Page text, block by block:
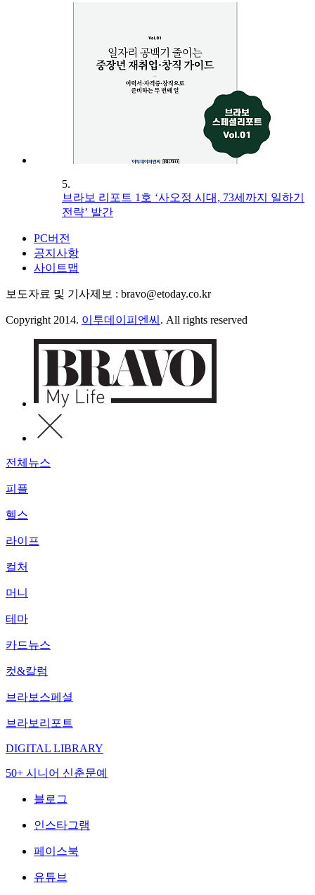
5.
브라보 리포트 1호 ‘사오정 시대, 73세까지 일하기
전략’ 발간
PC버전
공지사항
사이트맵
보도자료 및 기사제보 : bravo@etoday.co.kr
Copyright 2014. 이투데이피엔씨 . All rights reserved
전체뉴스
피플
헬스
라이프
컬처
머니
테마
카드뉴스
컷&칼럼
브라보스페셜
브라보리포트
DIGITAL LIBRARY
50+ 시니어 신춘문예
블로그
인스타그램
페이스북
유튜브